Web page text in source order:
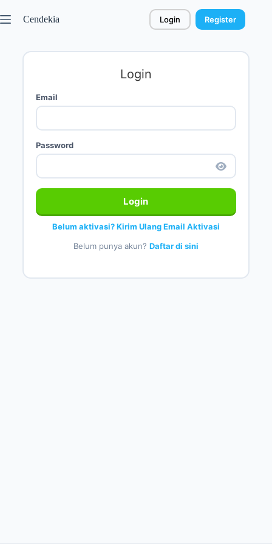
Cendekia Login Register
Login
Email
Password
Login
Belum aktivasi? Kirim Ulang Email Aktivasi
Belum punya akun? Daftar di sini